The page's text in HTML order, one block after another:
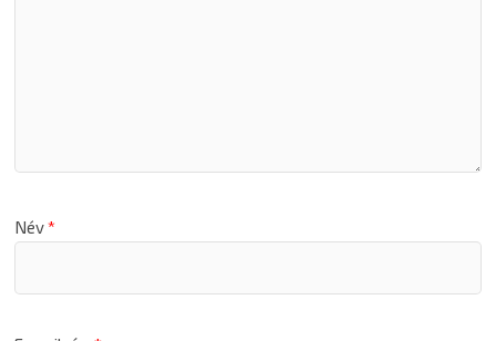
Név*